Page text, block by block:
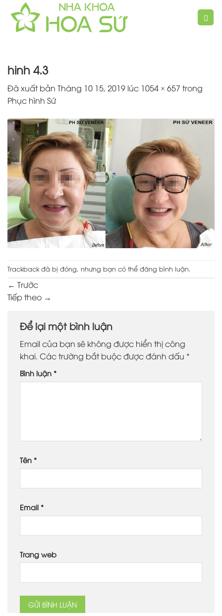
Chuyển
đến
hinh 4.3
Đã xuất bản Tháng 10 15, 2019 lúc 1054 × 657 trong
Phục hình Sứ
Trackback đã bị đóng, nhưng bạn có thể đăng bình luận.
← Trước
Tiếp theo →
Để lại một bình luận
Email của bạn sẽ không được hiển thị công
khai. Các trường bắt buộc được đánh dấu *
Bình luận *
Tên *
Email *
Trang web